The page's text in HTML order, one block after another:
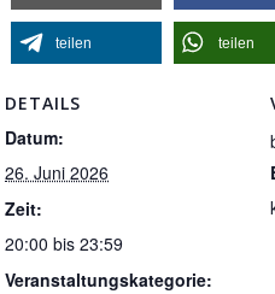
teilen teilen
DETAILS
Datum:
26. Juni 2026
Zeit:
20:00 bis 23:59
Veranstaltungskategorie: